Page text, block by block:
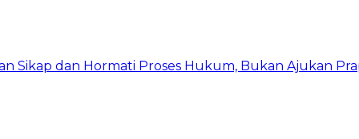
Sikap dan Hormati Proses Hukum, Bukan Ajukan